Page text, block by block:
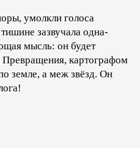
умолкли голоса
зазвучала одна-
мысль: он будет
Превращения, картографом
земле, а меж звёзд. Он